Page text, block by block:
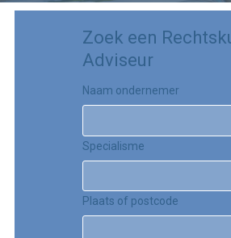
Zoek een
Adviseur
Naam ondernemer
Specialisme
Plaats of postcode